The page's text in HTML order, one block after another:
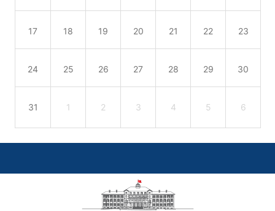
17 18 19 20 21 22 23
24 25 26 27 28 29 30
31 1 2 3 4 5 6